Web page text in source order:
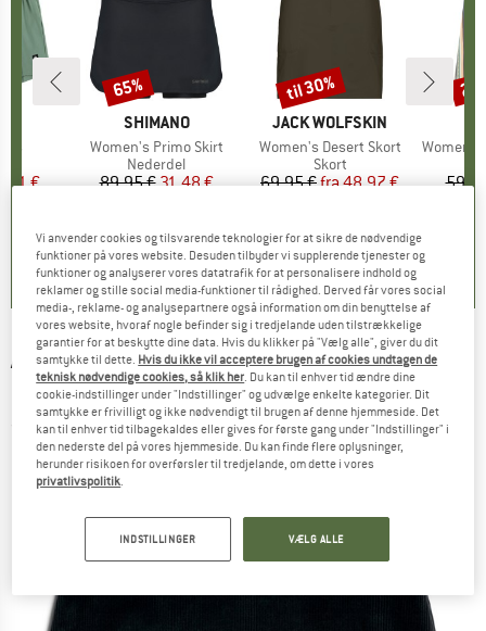
pris
€
)
MÆRKE
SHIMANO
Artikel
Women's Primo Skirt
Produktgruppe
Nederdel
Pris
89,95 €Nedsat pris
31,48 €
4,8(4)
Rabat
65%
MÆRKE
JACK WOLFSKIN
Artikel
Women's Desert Skort
Produktgruppe
Skort
Pris
69,95 € Nedsat pris
fra48,97 €
0,0(0)
Rabat
til 30%
Artikel
Women's
ARMEDANGELS -Women's Zaala Corduroy -
Nederdel
(0)
Vi anvender cookies og tilsvarende teknologier for at sikre de nødvendige
funktioner på vores website. Desuden tilbyder vi supplerende tjenester og
funktioner og analyserer vores datatrafik for at personalisere indhold og
reklamer og stille social media-funktioner til rådighed. Derved får vores social
media-, reklame- og analysepartnere også information om din benyttelse af
vores website, hvoraf nogle befinder sig i tredjelande uden tilstrækkelige
garantier for at beskytte dine data. Hvis du klikker på "Vælg alle", giver du dit
samtykke til dette. Hvis du ikke vil acceptere brugen af cookies undtagen de
teknisk nødvendige cookies, så klik her . Du kan til enhver tid ændre dine
cookie-indstillinger under "Indstillinger" og udvælge enkelte kategorier. Dit
samtykke er frivilligt og ikke nødvendigt til brugen af denne hjemmeside. Det
kan til enhver tid tilbagekaldes eller gives for første gang under "Indstillinger" i
den nederste del på vores hjemmeside. Du kan finde flere oplysninger,
herunder risikoen for overførsler til tredjelande, om dette i vores
privatlivspolitik
INDSTILLINGER VÆLG ALLE